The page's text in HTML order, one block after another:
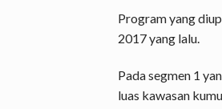
Program yang
2017 yang lalu.
Pada segmen 1
luas kawasan